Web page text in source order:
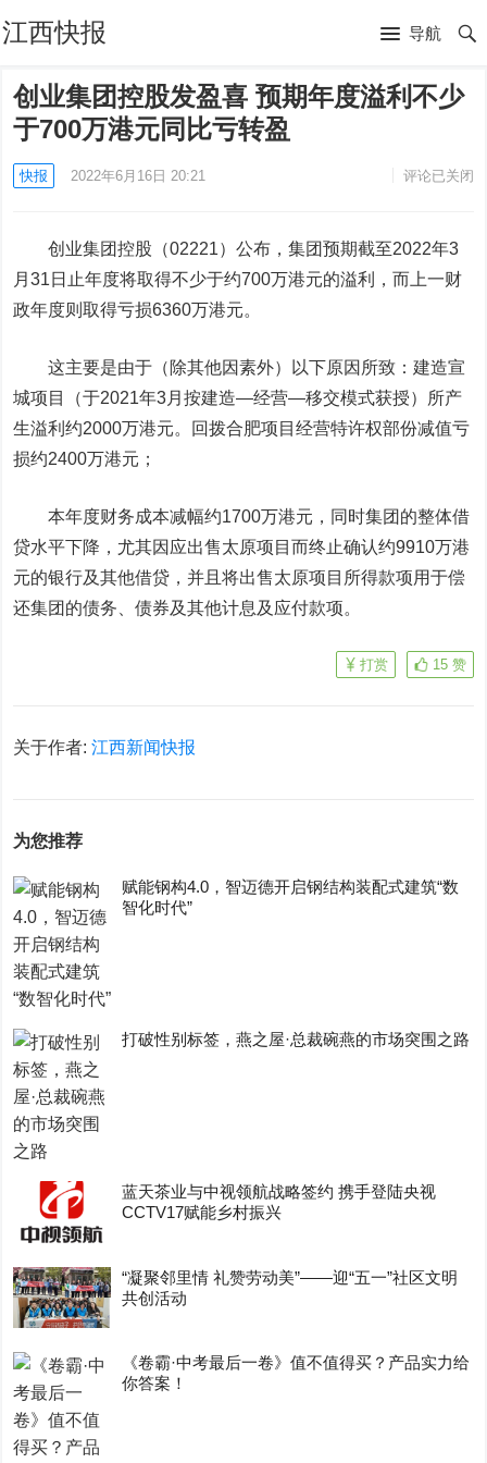
江西快报 导航
创业集团控股发盈喜 预期年度溢利不少
于700万港元同比亏转盈
快报 2022年6月16日 20:21 评论已关闭
创业集团控股 （02221）公布，集团预期截至2022年3
月31日止年度将取得不少于约700万港元的溢利，而上一财
政年度则取得亏损6360万港元。
这主要是由于（除其他因素外）以下原因所致：建造宣
城项目（于2021年3月按建造—经营—移交模式获授）所产
生溢利约2000万港元。回拨合肥项目经营特许权部份减值亏
损约2400万港元；
本年度财务成本减幅约1700万港元，同时集团的整体借
贷水平下降，尤其因应出售太原项目而终止确认约9910万港
元的银行及其他借贷，并且将出售太原项目所得款项用于偿
还集团的债务、债券及其他计息及应付款项。
15 赞
打赏
关于作者:江西新闻快报
为您推荐
赋能钢构4.0，智迈德开启钢结构装配式建筑“数
智化时代”
打破性别标签，燕之屋·总裁碗燕的市场突围之路
蓝天茶业与中视领航战略签约 携手登陆央视
CCTV17赋能乡村振兴
“凝聚邻里情 礼赞劳动美”——迎“五一”社区文明
共创活动
《卷霸·中考最后一卷》值不值得买？产品实力给
你答案！